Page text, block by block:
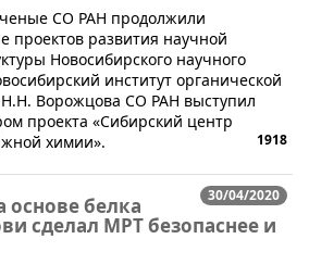
СО РАН продолжили
проектов развития научной
Новосибирского научного
институт органической
Ворожцова СО РАН выступил
проекта «Сибирский центр
химии».
1918
30/04/2020
основе белка
сделал МРТ безопаснее и